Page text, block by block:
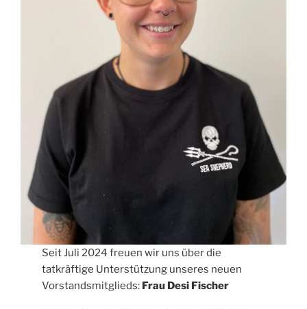
Seit Juli 2024 freuen wir uns über die
tatkräftige Unterstützung unseres neuen
Vorstandsmitglieds: Frau Desi Fischer